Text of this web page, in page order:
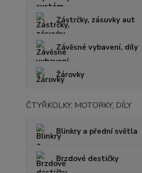
Zástrčky, zásuvky aut
Závěsné vybavení, díly
Žárovky
ČTYŘKOLKY, MOTORKY, DÍLY
Blinkry a přední světla
Brzdové destičky